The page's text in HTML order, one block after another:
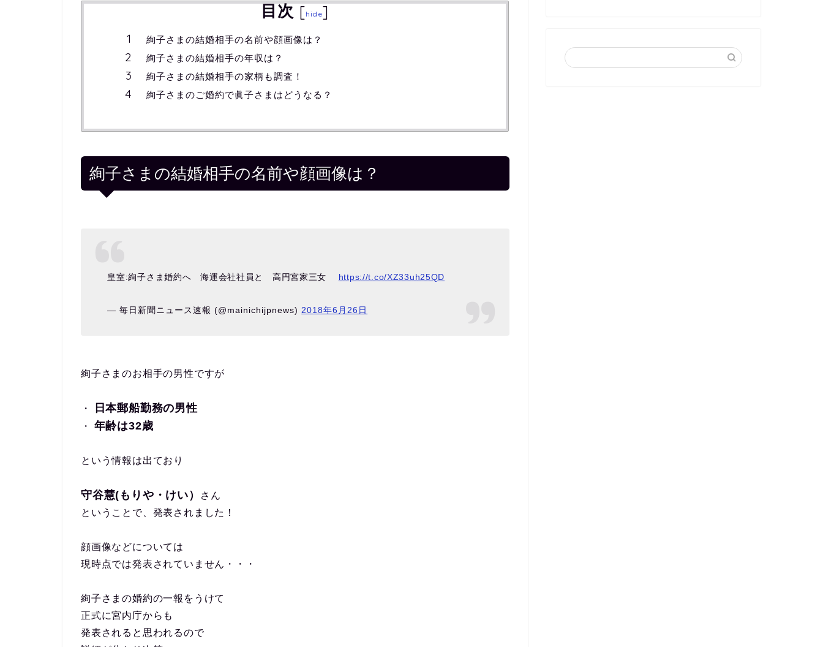
目次 [hide]
絢子さまの結婚相手の名前や顔画像は？
絢子さまの結婚相手の年収は？
絢子さまの結婚相手の家柄も調査！
絢子さまのご婚約で眞子さまはどうなる？
絢子さまの結婚相手の名前や顔画像は？
皇室:絢子さま婚約へ 海運会社社員と 高円宮家三女 https://t.co/XZ33uh25QD
— 毎日新聞ニュース速報 (@mainichijpnews) 2018年6月26日
絢子さまのお相手の男性ですが
・ 日本郵船勤務の男性
・ 年齢は32歳
という情報は出ており
守谷慧(もりや・けい）
さん
ということで、発表されました！
顔画像などについては
現時点では発表されていません・・・
絢子さまの婚約の一報をうけて
正式に宮内庁からも
発表されると思われるので